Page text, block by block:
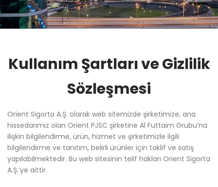
Kullanım Şartları ve Gizlilik
Sözleşmesi
Orient Sigorta A.Ş. olarak web sitemizde şirketimize, ana
hissedarımız olan Orient PJSC şirketine Al Futtaim Grubu’na
ilişkin bilgilendirme, ürün, hizmet ve şirketimizle ilgili
bilgilendirme ve tanıtım, belirli ürünler için taklif ve satış
yapılabilmektedir. Bu web sitesinin telif hakları Orient Sigorta
A.Ş.’ye aittir.